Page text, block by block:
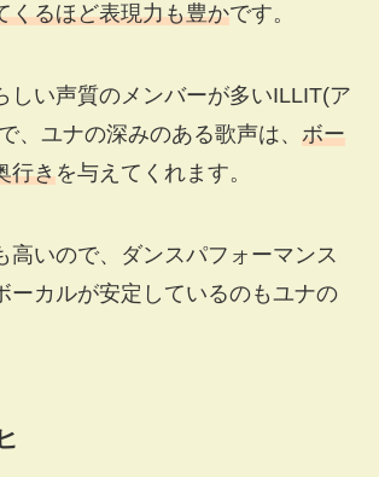
くるほど表現力も豊かです。
しい声質のメンバーが多いILLIT(ア
、ユナの深みのある歌声は、 ボー
行きを与えてくれます。
高いので、ダンスパフォーマンス
ーカルが安定しているのもユナの